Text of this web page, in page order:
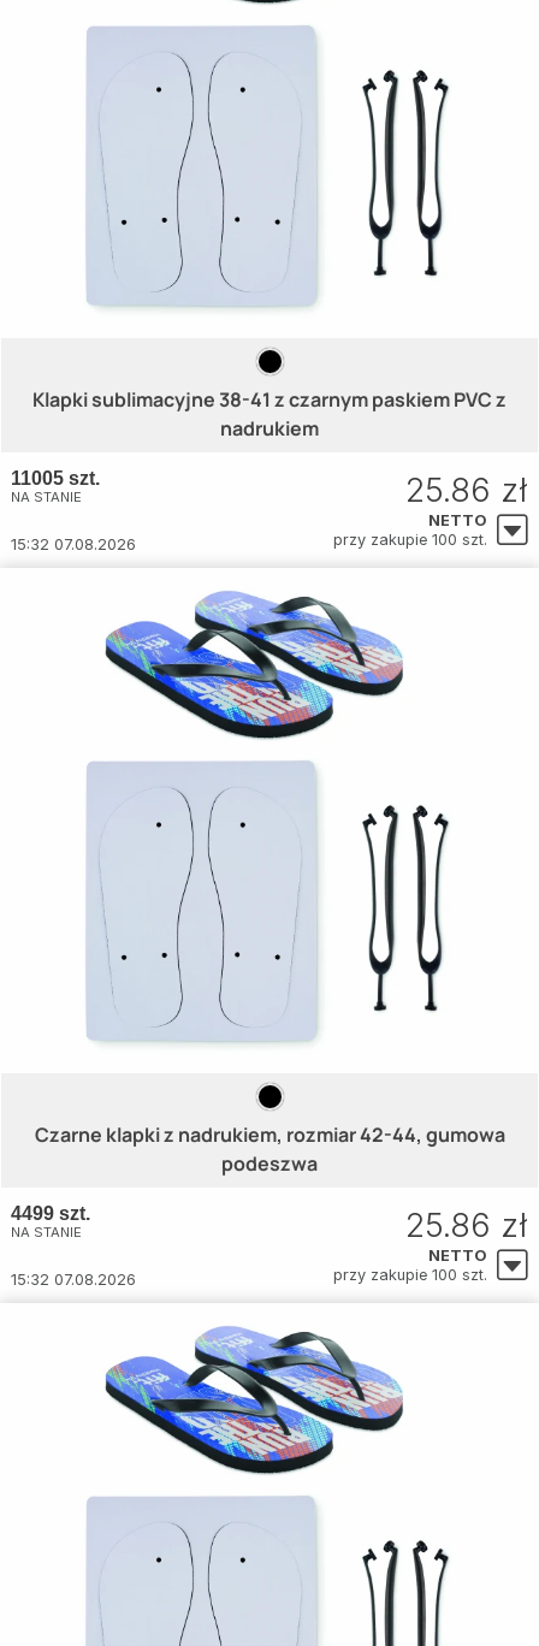
Klapki sublimacyjne 38-41 z czarnym paskiem PVC z
nadrukiem
11005 szt.
NA STANIE
15:32 07.08.2026
25.86 zł
NETTO
przy zakupie 100 szt.
Czarne klapki z nadrukiem, rozmiar 42-44, gumowa
podeszwa
4499 szt.
NA STANIE
15:32 07.08.2026
25.86 zł
NETTO
przy zakupie 100 szt.